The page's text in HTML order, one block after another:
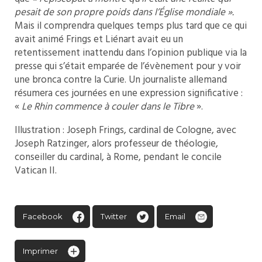
pesait de son propre poids dans l’Église mondiale ».
Mais il comprendra quelques temps plus tard que ce qui
avait animé Frings et Liénart avait eu un
retentissement inattendu dans l’opinion publique via la
presse qui s’était emparée de l’évènement pour y voir
une bronca contre la Curie. Un journaliste allemand
résumera ces journées en une expression significative :
«Le Rhin commence à couler dans le Tibre».
Illustration : Joseph Frings, cardinal de Cologne, avec
Joseph Ratzinger, alors professeur de théologie,
conseiller du cardinal, à Rome, pendant le concile
Vatican II.
Facebook Twitter Email
Imprimer